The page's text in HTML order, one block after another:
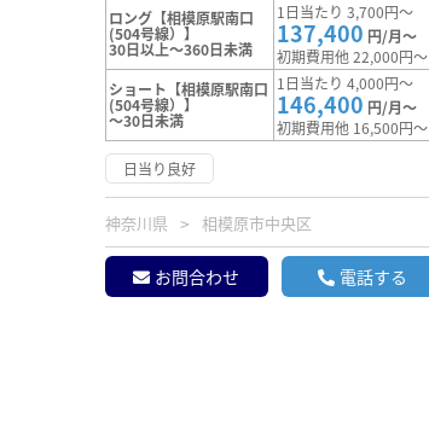
ロング【相模原駅南口
(504号線）】
30日以上～360日未満
1日当たり 3,700円～
137,400 円/月～
初期費用他 22,000円～
ショート【相模原駅南口
(504号線）】
～30日未満
1日当たり 4,000円～
146,400 円/月～
初期費用他 16,500円～
日当り良好
神奈川県 相模原市中央区
お問合わせ 電話する